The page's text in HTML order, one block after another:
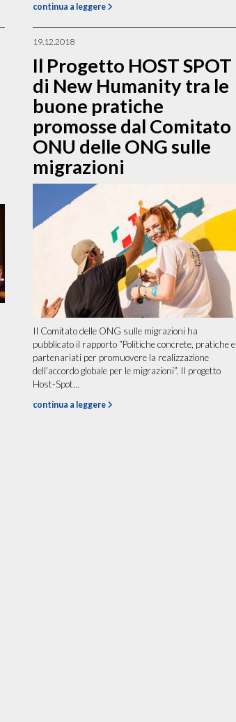
continua a leggere
19.12.2018
Il Progetto HOST SPOT
di New Humanity tra le
buone pratiche
promosse dal Comitato
ONU delle ONG sulle
migrazioni
Il Comitato delle ONG sulle migrazioni ha
pubblicato il rapporto “Politiche concrete, pratiche e
partenariati per promuovere la realizzazione
dell’accordo globale per le migrazioni”. Il progetto
Host-Spot...
continua a leggere